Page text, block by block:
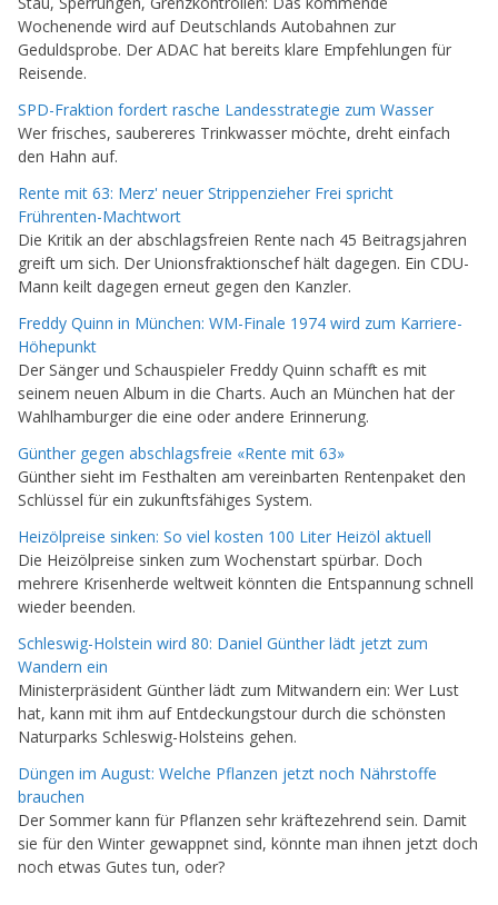
Wochenende wird auf Deutschlands Autobahnen zur
Geduldsprobe. Der ADAC hat bereits klare Empfehlungen für
Reisende.
SPD-Fraktion fordert rasche Landesstrategie zum Wasser
Wer frisches, saubereres Trinkwasser möchte, dreht einfach
den Hahn auf.
Rente mit 63: Merz' neuer Strippenzieher Frei spricht
Frührenten-Machtwort
Die Kritik an der abschlagsfreien Rente nach 45 Beitragsjahren
greift um sich. Der Unionsfraktionschef hält dagegen. Ein CDU-
Mann keilt dagegen erneut gegen den Kanzler.
Freddy Quinn in München: WM-Finale 1974 wird zum Karriere-
Höhepunkt
Der Sänger und Schauspieler Freddy Quinn schafft es mit
seinem neuen Album in die Charts. Auch an München hat der
Wahlhamburger die eine oder andere Erinnerung.
Günther gegen abschlagsfreie «Rente mit 63»
Günther sieht im Festhalten am vereinbarten Rentenpaket den
Schlüssel für ein zukunftsfähiges System.
Heizölpreise sinken: So viel kosten 100 Liter Heizöl aktuell
Die Heizölpreise sinken zum Wochenstart spürbar. Doch
mehrere Krisenherde weltweit könnten die Entspannung schnell
wieder beenden.
Schleswig-Holstein wird 80: Daniel Günther lädt jetzt zum
Wandern ein
Ministerpräsident Günther lädt zum Mitwandern ein: Wer Lust
hat, kann mit ihm auf Entdeckungstour durch die schönsten
Naturparks Schleswig-Holsteins gehen.
Düngen im August: Welche Pflanzen jetzt noch Nährstoffe
brauchen
Der Sommer kann für Pflanzen sehr kräftezehrend sein. Damit
sie für den Winter gewappnet sind, könnte man ihnen jetzt doch
noch etwas Gutes tun, oder?